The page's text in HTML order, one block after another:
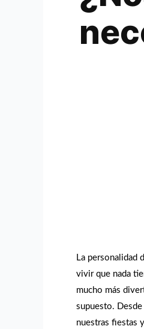
La personalidad
vivir que nada
mucho más
supuesto.
nuestras fiestas